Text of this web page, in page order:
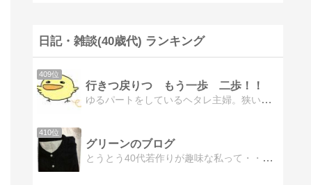
日記・雑談(40歳代) ランキング
409位
行きつ戻りつ もう一歩 二歩！！
ゆるパートをしているヘタレ主婦。狭い世界で、日々のど〜でもいいようなことを綴っています。
410位
グリーンのブログ
とうとう40代若作りが趣味な私って・・何にも長続きしない私･･･色々聞いてくださいませ